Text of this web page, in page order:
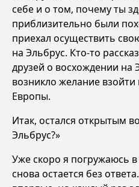
себе и о том, почему ты
приблизительно были
приехал осуществить
на Эльбрус. Кто-то
друзей о восхождении на
возникло желание
Европы.
Итак, остался открытым
Эльбрус?»
Уже скоро я погружаюсь
снова остается без